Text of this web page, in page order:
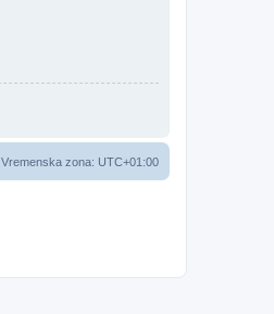
Vremenska zona: UTC+01:00